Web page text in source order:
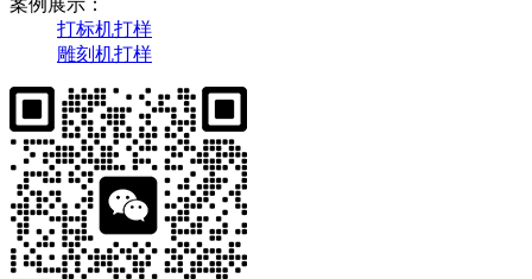
案例展示：
打标机打样
雕刻机打样